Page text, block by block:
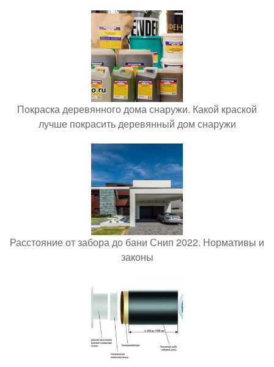
Покраска деревянного дома снаружи. Какой краской
лучше покрасить деревянный дом снаружи
Расстояние от забора до бани Снип 2022. Нормативы и
законы